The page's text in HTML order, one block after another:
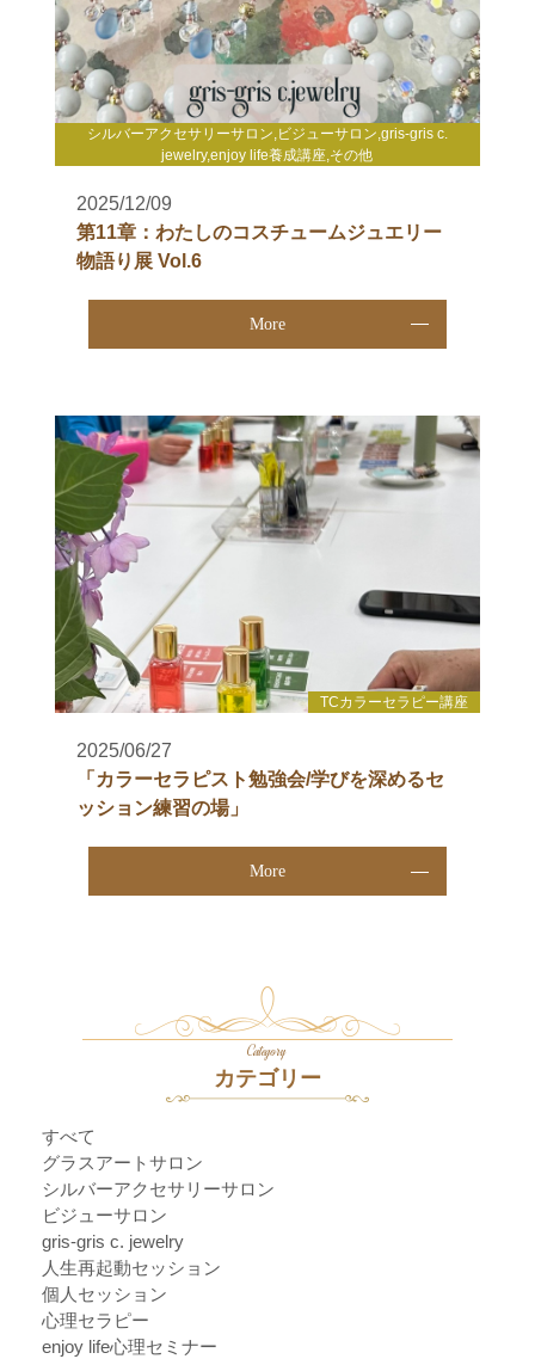
シルバーアクセサリーサロン,ビジューサロン,gris-gris c.
jewelry,enjoy life養成講座,その他
2025/12/09
第11章：わたしのコスチュームジュエリー
物語り展 Vol.6
More
TCカラーセラピー講座
2025/06/27
「カラーセラピスト勉強会/学びを深めるセ
ッション練習の場」
More
Category
カテゴリー
すべて
グラスアートサロン
シルバーアクセサリーサロン
ビジューサロン
gris-gris c. jewelry
人生再起動セッション
個人セッション
心理セラピー
enjoy life心理セミナー